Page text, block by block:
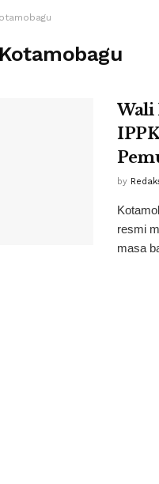
Wali
by
resmi
masa